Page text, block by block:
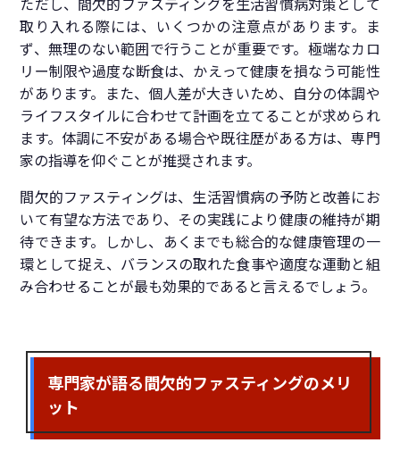
ただし、間欠的ファスティングを生活習慣病対策として
取り入れる際には、いくつかの注意点があります。ま
ず、無理のない範囲で行うことが重要です。極端なカロ
リー制限や過度な断食は、かえって健康を損なう可能性
があります。また、個人差が大きいため、自分の体調や
ライフスタイルに合わせて計画を立てることが求められ
ます。体調に不安がある場合や既往歴がある方は、専門
家の指導を仰ぐことが推奨されます。
間欠的ファスティングは、生活習慣病の予防と改善にお
いて有望な方法であり、その実践により健康の維持が期
待できます。しかし、あくまでも総合的な健康管理の一
環として捉え、バランスの取れた食事や適度な運動と組
み合わせることが最も効果的であると言えるでしょう。
専門家が語る間欠的ファスティングのメリ
ット